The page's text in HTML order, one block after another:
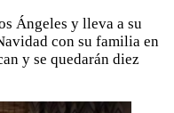
Ángeles y lleva a su
con su familia en
y se quedarán diez